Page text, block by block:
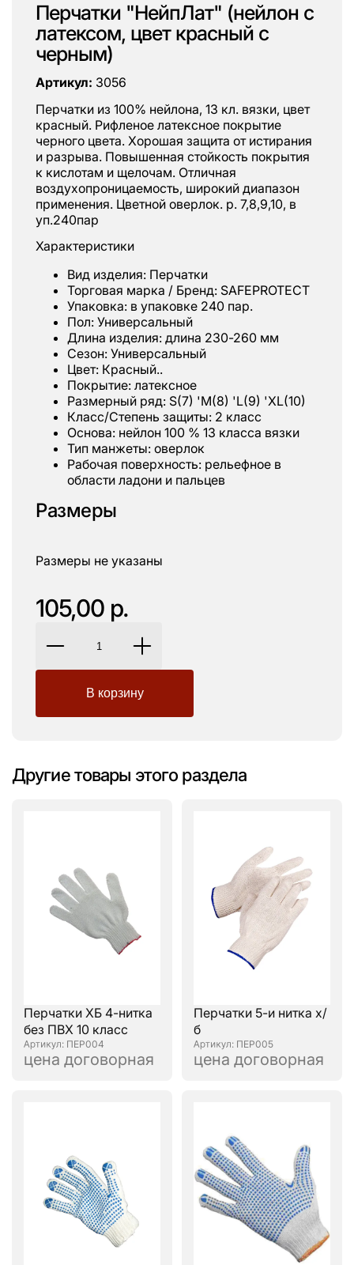
Перчатки "НейпЛат" (нейлон с
латексом, цвет красный с
черным)
Артикул: 3056
Перчатки из 100% нейлона, 13 кл. вязки, цвет
красный. Рифленое латексное покрытие
черного цвета. Хорошая защита от истирания
и разрыва. Повышенная стойкость покрытия
к кислотам и щелочам. Отличная
воздухопроницаемость, широкий диапазон
применения. Цветной оверлок. р. 7,8,9,10, в
уп.240пар
Характеристики
Вид изделия: Перчатки
Торговая марка / Бренд: SAFEPROTECT
Упаковка: в упаковке 240 пар.
Пол: Универсальный
Длина изделия: длина 230-260 мм
Сезон: Универсальный
Цвет: Красный..
Покрытие: латексное
Размерный ряд: S(7) 'M(8) 'L(9) 'XL(10)
Класс/Степень защиты: 2 класс
Основа: нейлон 100 % 13 класса вязки
Тип манжеты: оверлок
Рабочая поверхность: рельефное в
области ладони и пальцев
Размеры
Размеры не указаны
105,00 р.
Другие товары этого раздела
Перчатки ХБ 4-нитка
без ПВХ 10 класс
: ПЕР004
цена договорная
Перчатки 5-и нитка х/
б
: ПЕР005
цена договорная